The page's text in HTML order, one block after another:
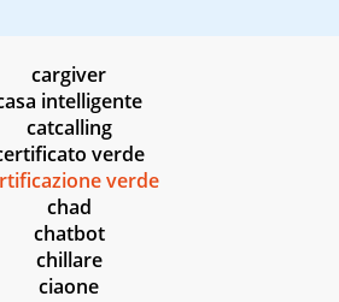
cargiver
intelligente
catcalling
verde
verde
chad
chatbot
chillare
ciaone